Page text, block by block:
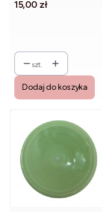
Cena
15,00 zł
szt.
Dodaj do koszyka